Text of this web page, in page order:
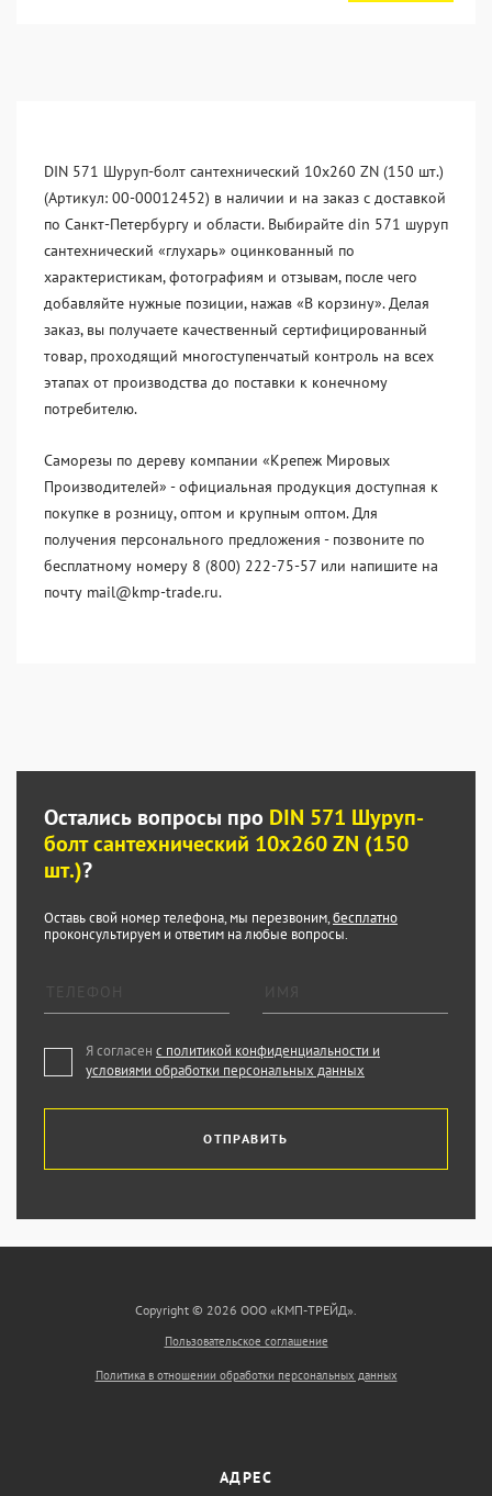
DIN 571 Шуруп-болт сантехнический 10x260 ZN (150 шт.)
(Артикул: 00-00012452) в наличии и на заказ с доставкой
по Санкт-Петербургу и области. Выбирайте din 571 шуруп
сантехнический «глухарь» оцинкованный по
характеристикам, фотографиям и отзывам, после чего
добавляйте нужные позиции, нажав «В корзину». Делая
заказ, вы получаете качественный сертифицированный
товар, проходящий многоступенчатый контроль на всех
этапах от производства до поставки к конечному
потребителю.
Саморезы по дереву компании «Крепеж Мировых
Производителей» - официальная продукция доступная к
покупке в розницу, оптом и крупным оптом. Для
получения персонального предложения - позвоните по
бесплатному номеру 8 (800) 222-75-57 или напишите на
почту mail@kmp-trade.ru.
Остались вопросы про DIN 571 Шуруп-
болт сантехнический 10x260 ZN (150
шт.)?
Оставь свой номер телефона, мы перезвоним,бесплатно
проконсультируем и ответим на любые вопросы.
Я согласен с политикой конфиденциальности и
условиями обработки персональных данных
ОТПРАВИТЬ
Copyright © 2026 ООО «КМП-ТРЕЙД».
Пользовательское соглашение
Политика в отношении обработки персональных данных
АДРЕС